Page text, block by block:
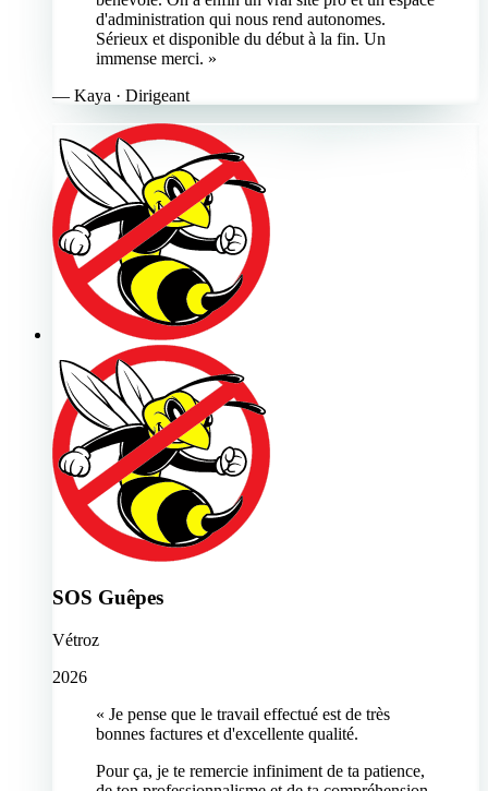
d'administration qui nous rend autonomes.
Sérieux et disponible du début à la fin. Un
immense merci. »
— Kaya · Dirigeant
SOS Guêpes
Vétroz
2026
« Je pense que le travail effectué est de très
bonnes factures et d'excellente qualité.
Pour ça, je te remercie infiniment de ta patience,